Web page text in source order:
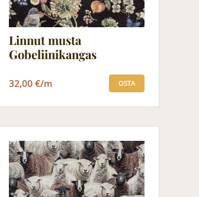
Linnut musta
Gobeliinikangas
32,00 €/m OSTA